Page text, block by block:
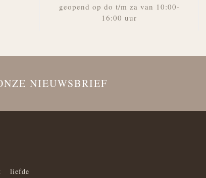
geopend op do t/m za van 10:00-
16:00 uur
NIEUWSBRIEF
liefde